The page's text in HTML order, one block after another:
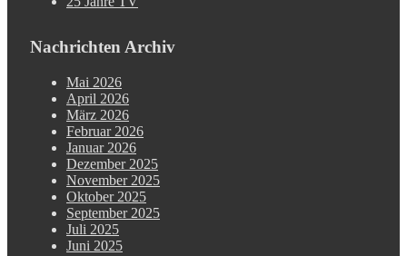
Nachrichten Archiv
Mai 2026
April 2026
März 2026
Februar 2026
Januar 2026
Dezember 2025
November 2025
Oktober 2025
September 2025
Juli 2025
Juni 2025